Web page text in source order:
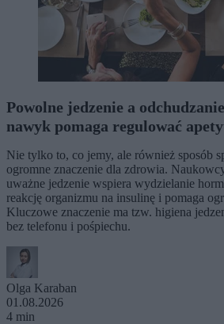
Powolne jedzenie a
nawyk pomaga regulować
Nie tylko to, co jemy, ale również sposób
ogromne znaczenie dla zdrowia.
uważne jedzenie wspiera wydzielanie
reakcję organizmu na insulinę i pomaga
Kluczowe znaczenie ma tzw. higiena
bez telefonu i pośpiechu.
Olga Karaban
01.08.2026
4 min